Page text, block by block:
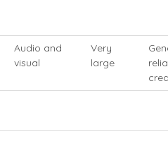
Audio and
visual
Very
large